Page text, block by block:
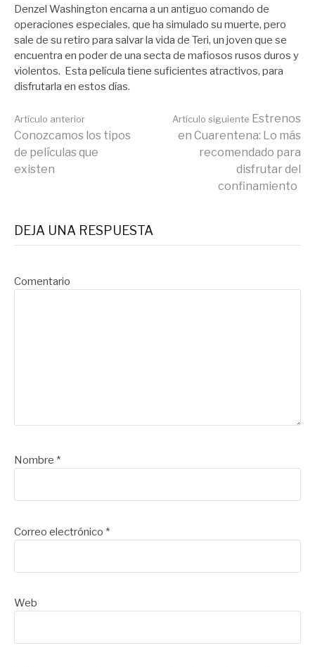
Denzel Washington encarna a un antiguo comando de
operaciones especiales, que ha simulado su muerte, pero
sale de su retiro para salvar la vida de Teri, un joven que se
encuentra en poder de una secta de mafiosos rusos duros y
violentos. Esta película tiene suficientes atractivos, para
disfrutarla en estos días.
Seguir
leyendo
Artículo anterior
Conozcamos los tipos
de películas que
existen
Artículo siguiente Estrenos
en Cuarentena: Lo más
recomendado para
disfrutar del
confinamiento
DEJA UNA RESPUESTA
Comentario
Nombre *
Correo electrónico *
Web